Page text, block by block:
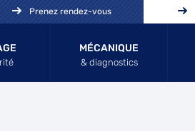
MÉCANIQUE
& diagnostics
Prenez rendez-vous